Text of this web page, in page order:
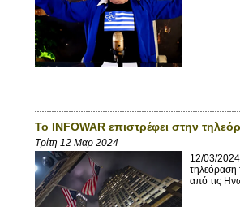
Το INFOWAR επιστρέφει στην
Τρίτη 12 Μαρ 2024
12/03/2024
τηλεόραση
από τις